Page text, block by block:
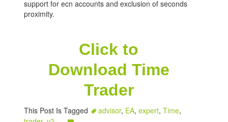
support for ecn accounts and exclusion of seconds
proximity.
Click to
Download Time
Trader
This Post Is Tagged advisor, EA,expert,Time,